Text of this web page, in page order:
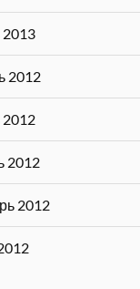
2012
2012
2012